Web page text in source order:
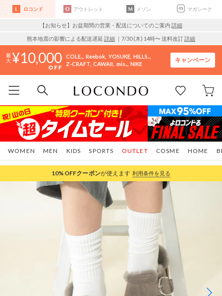
ロコンド アウトレット メゾン マガシーク
【お知らせ】お盆期間の営業・配送についてのご案内 詳細
熊本地震の影響による配送遅延 詳細 ｜7/30 (木) 14時〜 送料改訂詳細
10,000 COLE.. Reebok YOSUKE HILLS..
Z-CRAFT CAWAII mis.. NIKE
キャンペーン
WOMEN MEN KIDS SPORTS COSME HOME
OUTLET
10%OFFクーポンが使えます 利用条件を見る